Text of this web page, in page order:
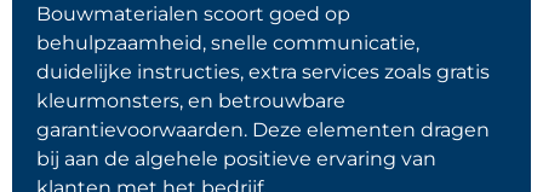
Multitexx sponningdeel
VinyPlus Quattro (0)
Bouwmaterialen scoort goed op
behulpzaamheid, snelle communicatie,
duidelijke instructies, extra services zoals gratis
kleurmonsters, en betrouwbare
garantievoorwaarden. Deze elementen dragen
bij aan de algehele positieve ervaring van